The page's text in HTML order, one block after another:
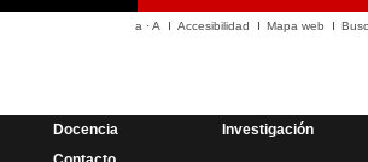
a ·A Accesibilidad Mapa web
Docencia Investigación